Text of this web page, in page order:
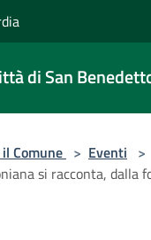
di San
Comune > Eventi >
si racconta, dalla